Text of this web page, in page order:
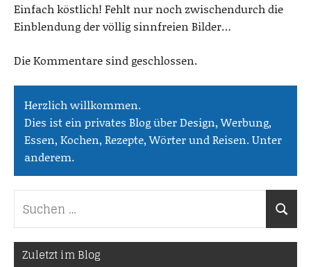
Einfach köstlich! Fehlt nur noch zwischendurch die
Einblendung der völlig sinnfreien Bilder…
Die Kommentare sind geschlossen.
Herzlich willkommen.
Dies ist ein privates Blog über Design, Werbung,
Essen, Kochen, Rezepte, Wörter und Reisen. Unter
anderem.
Zuletzt im Blog